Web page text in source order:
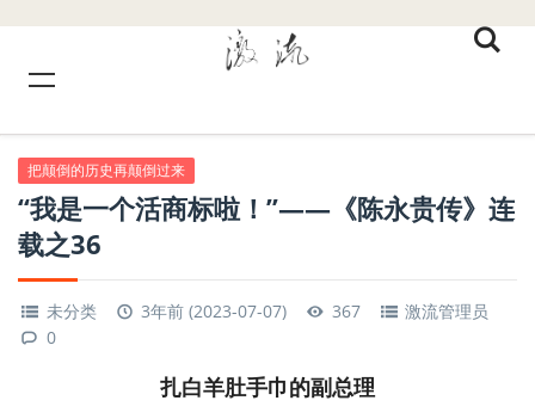
把颠倒的历史再颠倒过来
“我是一个活商标啦！”——《陈永贵传》连
载之36
未分类 3年前 (2023-07-07) 367
激流管理员
0
扎白羊肚手巾的副总理